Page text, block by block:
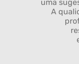
uma
A